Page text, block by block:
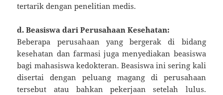
tertarik dengan penelitian medis.
d. Beasiswa dari Perusahaan Kesehatan:
Beberapa perusahaan yang bergerak di bidang
kesehatan dan farmasi juga menyediakan beasiswa
bagi mahasiswa kedokteran. Beasiswa ini sering kali
disertai dengan peluang magang di perusahaan
tersebut atau bahkan pekerjaan setelah lulus.